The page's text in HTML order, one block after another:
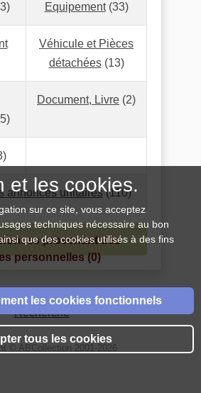
Equipement(33)
Véhicule et Pièces
détachées(13)
Document, Livre (2)
annonces unitaires(110)
provenant des
personnelles (0)
Petites Annonces de
Recherche
© ABCollection 2001-2026
et les cookies.
sur ce site, vous acceptez
techniques nécessaire au bon
que des cookies utilisés à des fins
les cookies fonctionnels
tous les cookies